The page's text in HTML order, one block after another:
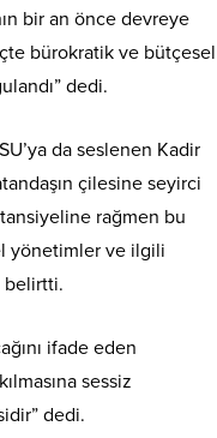
bir an önce devreye
bürokratik ve bütçesel
dedi.
da seslenen Kadir
çilesine seyirci
rağmen bu
yönetimler ve ilgili
belirtti.
ifade eden
sessiz
dedi.